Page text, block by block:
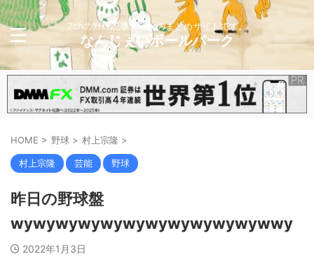
2chの野球記事メインのまとめサイトです。
なんじぇいボールパーク
HOME > 野球 > 村上宗隆 >
村上宗隆 芸能 野球
昨日の野球盤
wywywywywywywywywywywywwy
2022年1月3日